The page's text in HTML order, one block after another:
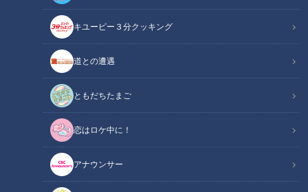
キユーピー３分クッキング
道との遭遇
ともだちたまご
恋はロケ中に！
アナウンサー
「サンデードラゴンズ」より高橋宏斗投手(C)CBCテレビ
中日ドラゴンズ
ドラ検1級コラム
週末の名古屋は、連日３５度を超す猛暑に襲われた。しかし、
ドラゴンズファンにとっては、そんな暑さも心地よく感じられ
たのではないだろうか。本拠地バンテリンドームを舞台に、首
位を走る広島東洋カープに３連勝したのである。（敬称略）